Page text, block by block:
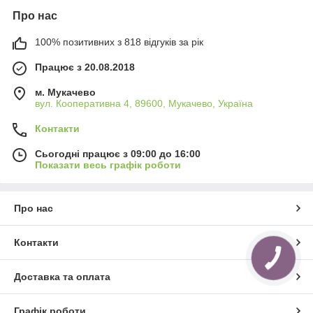
Про нас
100% позитивних з 818 відгуків за рік
Працює з 20.08.2018
м. Мукачево
вул. Кооперативна 4, 89600, Мукачево, Україна
Контакти
Сьогодні працює з 09:00 до 16:00
Показати весь графік роботи
Про нас
Контакти
Доставка та оплата
КНОПКА
ЗВ'ЯЗКУ